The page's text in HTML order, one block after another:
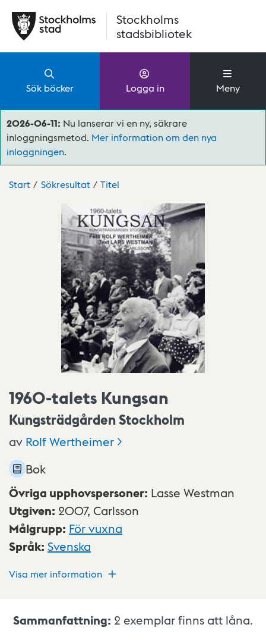
Stockholms
stadsbibliotek
Sök böcker Logga in Meny
2026-06-11: Nu lanserar vi en ny, säkrare
inloggningsmetod. Mer information om den nya
inloggningen.
Start Sökresultat Titel
1960-talets Kungsan
Kungsträdgården Stockholm
av RolfWertheimer
Bok
Övriga upphovspersoner: Lasse Westman
Utgiven: 2007, Carlsson
Målgrupp: För vuxna
Språk: Svenska
Visa mer information
Sammanfattning: 2 exemplar finns att låna.